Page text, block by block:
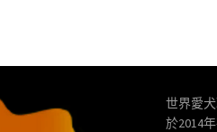
世界愛犬
於2014